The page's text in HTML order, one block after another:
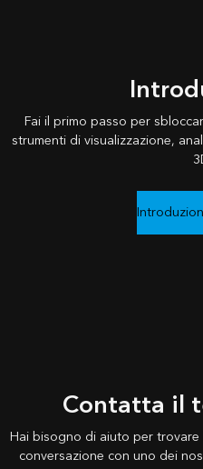
Fai il primo passo per
strumenti di visualizzazione,
Contatta il
Hai bisogno di aiuto per
conversazione con uno dei